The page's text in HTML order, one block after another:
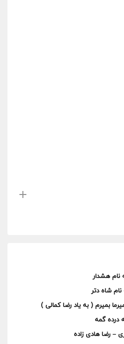
نام هشدار
شاه دتر
بمیرم ( به یاد رضا کمالی )
درده گمه
– رضا هادی زاده